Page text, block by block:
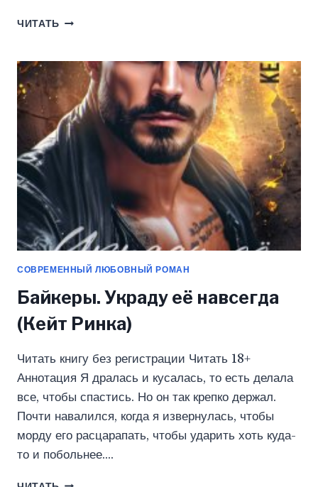
ЧИТАТЬ МАЛЫШ
(КЕЙТ
РИНКА)
СОВРЕМЕННЫЙ ЛЮБОВНЫЙ РОМАН
Байкеры. Украду её навсегда
(Кейт Ринка)
Читать книгу без регистрации Читать 18+
Аннотация Я дралась и кусалась, то есть делала
все, чтобы спастись. Но он так крепко держал.
Почти навалился, когда я извернулась, чтобы
морду его расцарапать, чтобы ударить хоть куда-
то и побольнее….
БАЙКЕРЫ.